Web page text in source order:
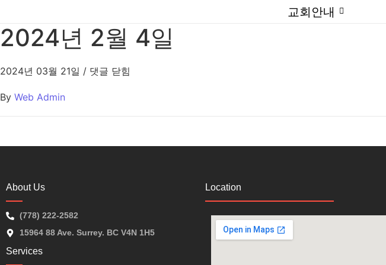
교회안내
2024년 2월 4일
2024년 03월 21일 / 댓글 닫힘
By Web Admin
About Us
(778) 222-2582
15964 88 Ave. Surrey. BC V4N 1H5
Services
Location